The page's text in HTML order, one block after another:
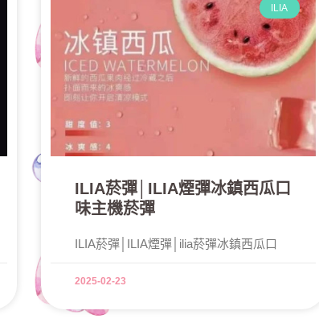
ILIA
ILIA菸彈│ILIA煙彈冰鎮西瓜口
味主機菸彈
ILIA菸彈│ILIA煙彈│ilia菸彈冰鎮西瓜口
2025-02-23